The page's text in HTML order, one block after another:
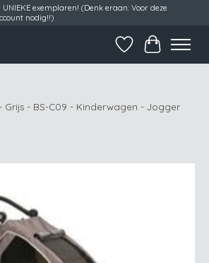
UNIEKE exemplaren! (Denk eraan: Voor deze
nodig!!)
Verlanglijst
Grijs - BS-C09 - Kinderwagen - Jogger